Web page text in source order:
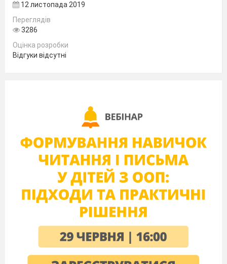
12 листопада 2019
Переглядів
3286
Оцінка розробки
Відгуки відсутні